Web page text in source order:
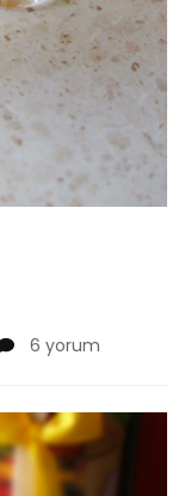
Elmalı
6 yorum